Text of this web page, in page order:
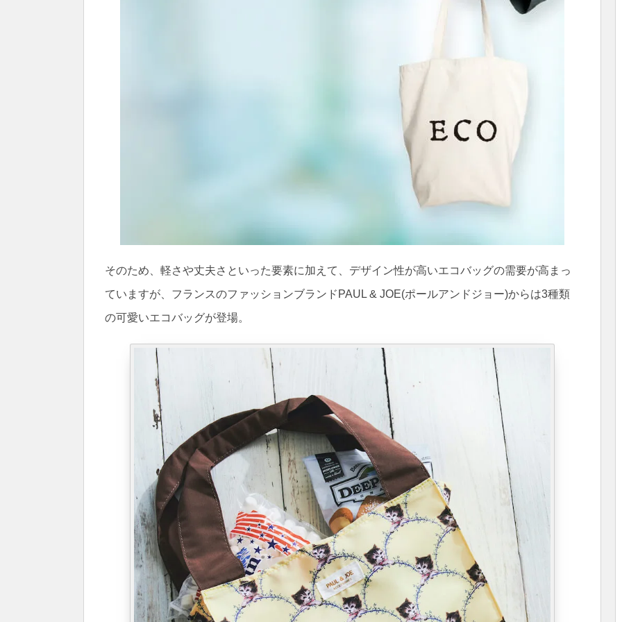
そのため、軽さや丈夫さといった要素に加えて、デザイン性が高いエコバッグの需要が高まっ
ていますが、フランスのファッションブランドPAUL & JOE(ポールアンドジョー)からは3種類
の可愛いエコバッグが登場。